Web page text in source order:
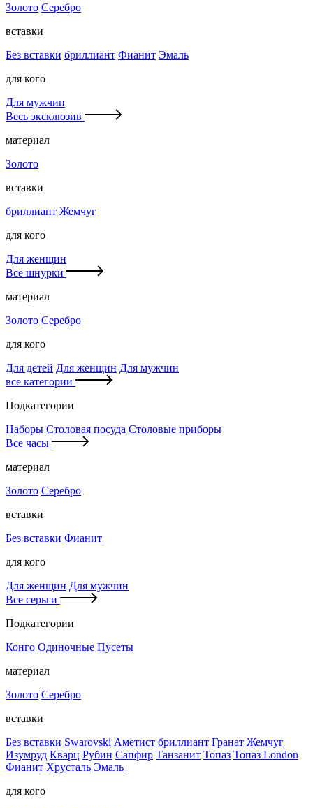
Золото Серебро
вставки
Без вставки бриллиант Фианит Эмаль
для кого
Для мужчин
Весь эксклюзив
материал
Золото
вставки
бриллиант Жемчуг
для кого
Для женщин
Все шнурки
материал
Золото Серебро
для кого
Для детей Для женщин Для мужчин
все категории
Подкатегории
Наборы Столовая посуда Столовые приборы
Все часы
материал
Золото Серебро
вставки
Без вставки Фианит
для кого
Для женщин Для мужчин
Все серьги
Подкатегории
Конго Одиночные Пусеты
материал
Золото Серебро
вставки
Без вставки Swarovski Аметист бриллиант Гранат Жемчуг
Изумруд Кварц Рубин Сапфир Танзанит Топаз Топаз London
Фианит Хрусталь Эмаль
для кого